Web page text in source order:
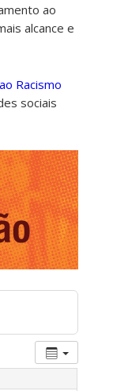
ao
alcance e
Racismo
sociais